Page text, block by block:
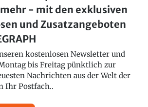
- mit den exklusiven
und Zusatzangeboten
kostenlosen Newsletter und
bis Freitag pünktlich zur
Nachrichten aus der Welt der
Ihr Postfach..